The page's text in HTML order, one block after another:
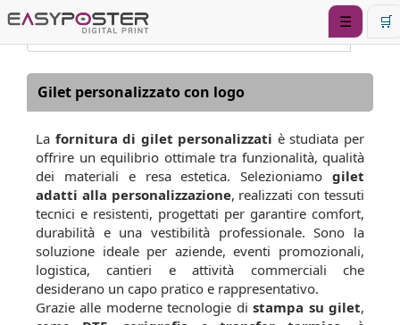
☰ 🛒
Gilet personalizzato con logo
La fornitura di gilet personalizzati è studiata per
offrire un equilibrio ottimale tra funzionalità, qualità
dei materiali e resa estetica. Selezioniamo gilet
adatti alla personalizzazione, realizzati con tessuti
tecnici e resistenti, progettati per garantire comfort,
durabilità e una vestibilità professionale. Sono la
soluzione ideale per aziende, eventi promozionali,
logistica, cantieri e attività commerciali che
desiderano un capo pratico e rappresentativo.
Grazie alle moderne tecnologie distampa su gilet,